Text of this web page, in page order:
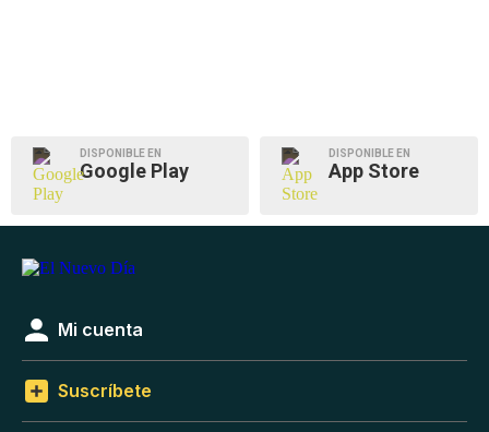
DISPONIBLE EN
Google Play
DISPONIBLE EN
App Store
Mi cuenta
Suscríbete